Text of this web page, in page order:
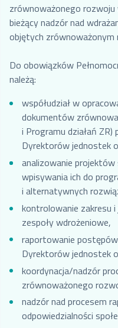
zrównoważonego rozwoju
bieżący nadzór nad
objętych zrównoważonym
Do obowiązków
należą:
współudział w
dokumentów
i Programu działań
Dyrektorów jednostek
analizowanie
wpisywania ich do
i alternatywnych
kontrolowanie zakresu
zespoły wdrożeniowe,
raportowanie
Dyrektorów jednostek
koordynacja/nadzór
zrównoważonego
nadzór nad procesem
odpowiedzialności